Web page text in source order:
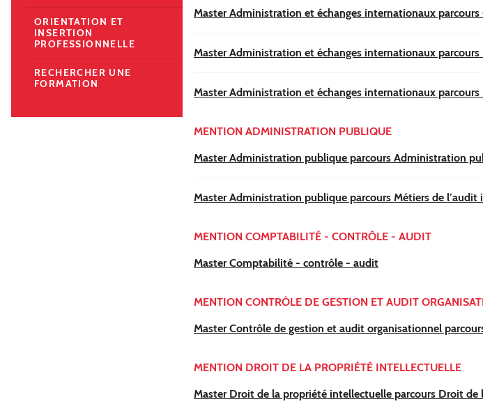
Master Administration et échanges internationaux
Master Administration et échanges internationaux
Master Administration et échanges internationaux
MENTION ADMINISTRATION PUBLIQUE
Master Administration publique parcours Administration
Master Administration publique parcours Métiers de
MENTION COMPTABILITÉ - CONTRÔLE - AUDIT
Master Comptabilité - contrôle - audit
MENTION CONTRÔLE DE GESTION ET AUDIT
Master Contrôle de gestion et audit organisationnel
MENTION DROIT DE LA PROPRIÉTÉ INTELLECTUELLE
Master Droit de la propriété intellectuelle parcours Droit
ORIENTATION ET
INSERTION
PROFESSIONNELLE
RECHERCHER UNE
FORMATION